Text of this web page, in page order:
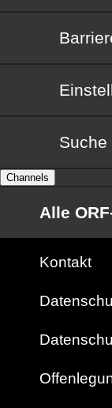
Suche
Channels
Alle
Kontakt